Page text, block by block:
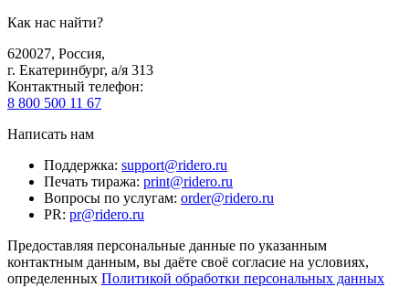
Как нас найти?
620027, Россия,
г. Екатеринбург, а/я 313
Контактный телефон:
8 800 500 11 67
Написать нам
Поддержка: support@ridero.ru
Печать тиража: print@ridero.ru
Вопросы по услугам: order@ridero.ru
PR: pr@ridero.ru
Предоставляя персональные данные по указанным
контактным данным, вы даёте своё согласие на условиях,
определенных Политикой обработки персональных данных